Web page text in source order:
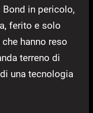
in pericolo,
ferito e solo
hanno reso
terreno di
una tecnologia